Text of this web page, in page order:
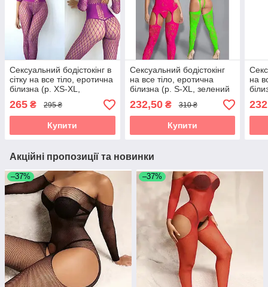
Сексуальний бодістокінг в
сітку на все тіло, еротична
білизна (р. XS-XL,
фіолетовий)
265 ₴ 295 ₴
Купити
Сексуальний бодістокінг
на все тіло, еротична
білизна (р. S-XL, зелений
неон)
232,50₴ 310 ₴
Купити
на
Акційні пропозиції та новинки
–37% –37%